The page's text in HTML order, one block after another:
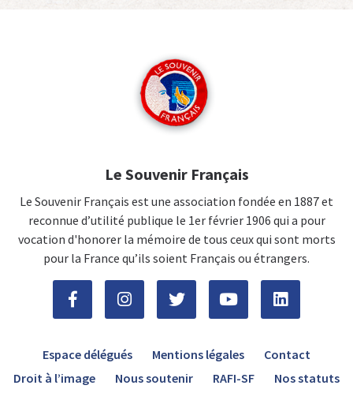
Le Souvenir Français
Le Souvenir Français est une association fondée en 1887 et
reconnue d’utilité publique le 1er février 1906 qui a pour
vocation d'honorer la mémoire de tous ceux qui sont morts
pour la France qu’ils soient Français ou étrangers.
Espace délégués Mentions légales
Contact
Droit à l’image
Nous soutenir RAFI-SF Nos statuts